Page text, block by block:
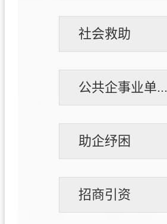
社会救助
公共企事业单...
助企纾困
招商引资